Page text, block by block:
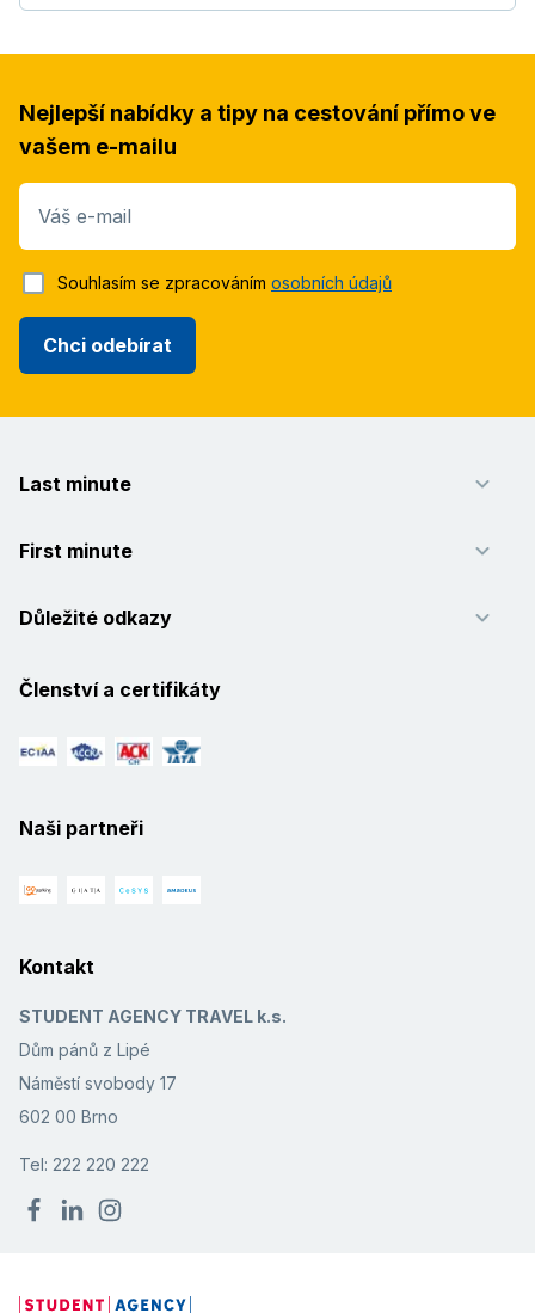
Nejlepší nabídky a tipy na cestování přímo ve
vašem e-mailu
Váš e-mail
Chci odebírat
Souhlasím se zpracováním osobních údajů
Last minute
First minute
Důležité odkazy
Členství a certifikáty
Naši partneři
Kontakt
STUDENT AGENCY TRAVEL k.s.
Dům pánů z Lipé
Náměstí svobody 17
602 00 Brno
Tel: 222 220 222